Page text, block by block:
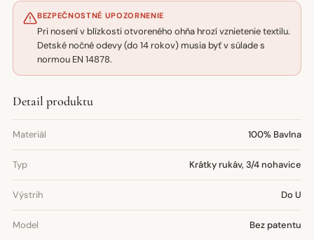
BEZPEČNOSTNÉ UPOZORNENIE
Pri nosení v blízkosti otvoreného ohňa hrozí vznietenie textilu.
Detské nočné odevy (do 14 rokov) musia byť v súlade s
normou EN 14878.
Detail produktu
Materiál 100% Bavlna
Typ Krátky rukáv, 3/4 nohavice
Výstrih Do U
Model Bez patentu